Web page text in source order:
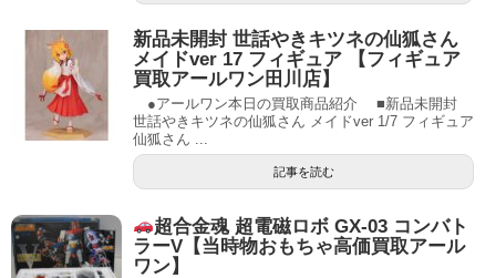
新品未開封 世話やきキツネの仙狐さん
メイドver 17 フィギュア 【フィギュア
買取アールワン田川店】
●アールワン本日の買取商品紹介 ■新品未開封
世話やきキツネの仙狐さん メイドver 1/7 フィギュア
仙狐さん ...
記事を読む
超合金魂 超電磁ロボ GX-03 コンバト
ラーV【当時物おもちゃ高価買取アール
ワン】